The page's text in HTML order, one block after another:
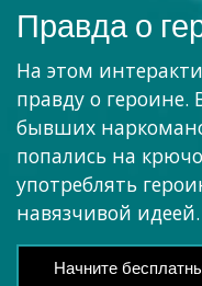
Правда о
На этом
правду о
бывших
попались на
употреблять
навязчивой идеей.
Начните